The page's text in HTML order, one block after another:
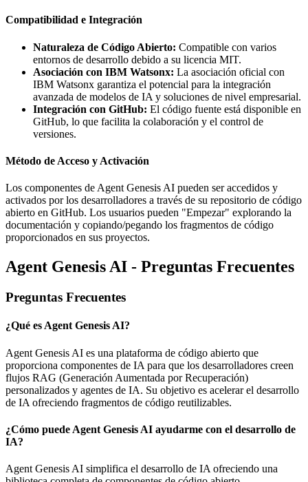
Compatibilidad e Integración
Naturaleza de Código Abierto: Compatible con varios
entornos de desarrollo debido a su licencia MIT.
Asociación con IBM Watsonx: La asociación oficial con
IBM Watsonx garantiza el potencial para la integración
avanzada de modelos de IA y soluciones de nivel empresarial.
Integración con GitHub: El código fuente está disponible en
GitHub, lo que facilita la colaboración y el control de
versiones.
Método de Acceso y Activación
Los componentes de Agent Genesis AI pueden ser accedidos y
activados por los desarrolladores a través de su repositorio de código
abierto en GitHub. Los usuarios pueden "Empezar" explorando la
documentación y copiando/pegando los fragmentos de código
proporcionados en sus proyectos.
Agent Genesis AI - Preguntas Frecuentes
Preguntas Frecuentes
¿Qué es Agent Genesis AI?
Agent Genesis AI es una plataforma de código abierto que
proporciona componentes de IA para que los desarrolladores creen
flujos RAG (Generación Aumentada por Recuperación)
personalizados y agentes de IA. Su objetivo es acelerar el desarrollo
de IA ofreciendo fragmentos de código reutilizables.
¿Cómo puede Agent Genesis AI ayudarme con el desarrollo de
IA?
Agent Genesis AI simplifica el desarrollo de IA ofreciendo una